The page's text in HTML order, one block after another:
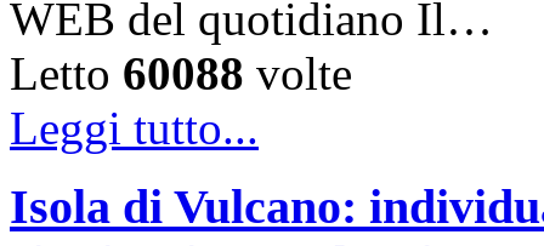
WEB del quotidiano Il…
Letto 60088 volte
Leggi tutto...
Isola di Vulcano: